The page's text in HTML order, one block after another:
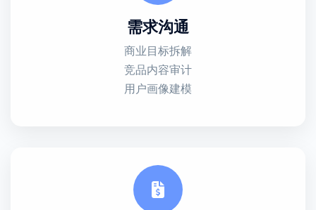
需求沟通
商业目标拆解
竞品内容审计
用户画像建模